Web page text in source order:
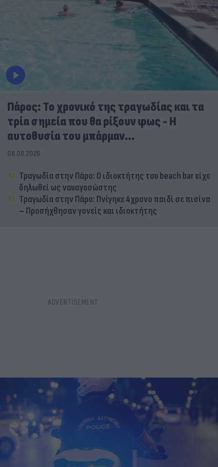
Πάρος: Το χρονικό της τραγωδίας και τα
τρία σημεία που θα ρίξουν φως - Η
αυτοθυσία του μπάρμαν...
08.08.2026
Τραγωδία στην Πάρο: Ο ιδιοκτήτης του beach bar είχε
δηλωθεί ως ναυαγοσώστης
Τραγωδία στην Πάρο: Πνίγηκε 4χρονο παιδί σε πισίνα
– Προσήχθησαν γονείς και ιδιοκτήτης